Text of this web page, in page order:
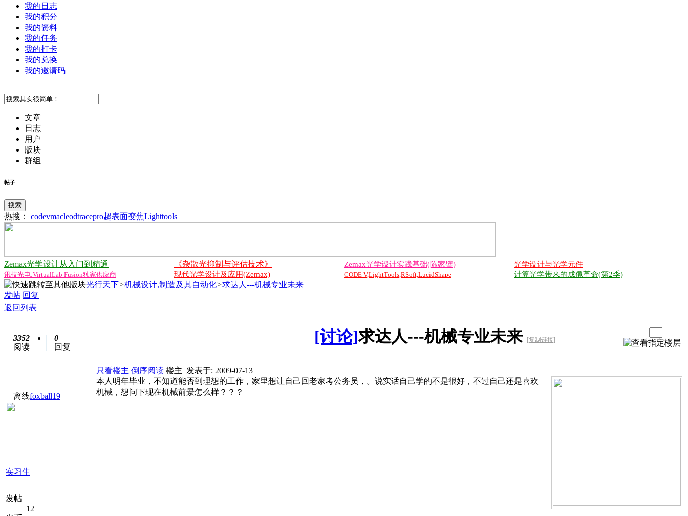
我的日志
我的积分
我的资料
我的任务
我的打卡
我的兑换
我的邀请码
文章
日志
用户
版块
群组
帖子
搜索
热搜： codevmacleodtracepro超表面变焦Lighttools
Zemax光学设计从入门到精通 《杂散光抑制与评估技术》 Zemax光学设计实践基础(陈家璧) 光学设计与光学元件
讯技光电:VirtualLab Fusion独家供应商 现代光学设计及应用(Zemax) CODE V,LightTools,RSoft,LucidShape 计算光学带来的成像革命(第2季)
光行天下>机械设计,制造及其自动化>求达人---机械专业未来
发帖 回复
返回列表
3352
阅读
0
回复
[讨论]求达人---机械专业未来 [复制链接]
离线foxball19
实习生
发帖
12
只看楼主 倒序阅读 楼主 发表于: 2009-07-13
本人明年毕业，不知道能否到理想的工作，家里想让自己回老家考公务员，。说实话自己学的不是很好，不过自己还是喜欢
机械，想问下现在机械前景怎么样？？？